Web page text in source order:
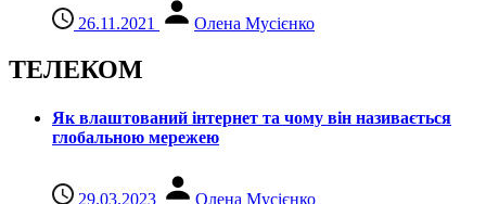
26.11.2021 Олена Мусієнко
ТЕЛЕКОМ
Як влаштований інтернет та чому він називається
глобальною мережею
29.03.2023 Олена Мусієнко